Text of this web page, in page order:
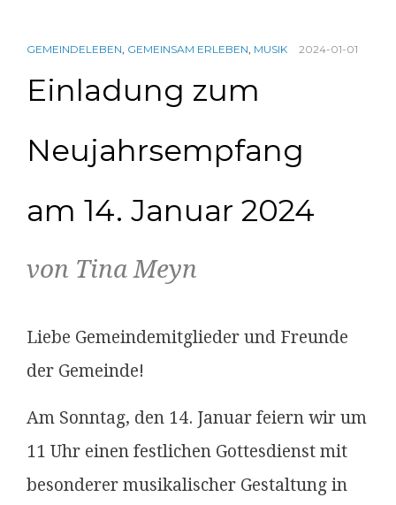
GEMEINDELEBEN, GEMEINSAM ERLEBEN, MUSIK 2024-01-01
Einladung zum
Neujahrsempfang
am 14. Januar 2024
von Tina Meyn
Liebe Gemeindemitglieder und Freunde
der Gemeinde!
Am Sonntag, den 14. Januar feiern wir um
11 Uhr einen festlichen Gottesdienst mit
besonderer musikalischer Gestaltung in